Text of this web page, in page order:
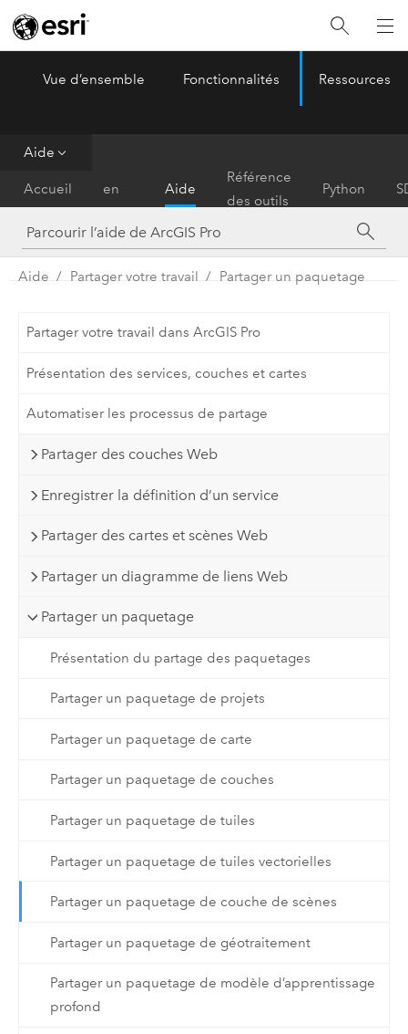
ArcGIS Pro
Vue d’ensemble Fonctionnalités Ressources
Aide
Accueil
en
main
Aide
Référence
des outils
Python
Aide Partager votre travail Partager un paquetage
Partager votre travail dans ArcGIS Pro
Présentation des services, couches et cartes
Automatiser les processus de partage
Partager des couches Web
Enregistrer la définition d’un service
Partager des cartes et scènes Web
Partager un diagramme de liens Web
Partager un paquetage
Présentation du partage des paquetages
Partager un paquetage de projets
Partager un paquetage de carte
Partager un paquetage de couches
Partager un paquetage de tuiles
Partager un paquetage de tuiles vectorielles
Partager un paquetage de couche de scènes
Partager un paquetage de géotraitement
Partager un paquetage de modèle d’apprentissage
profond